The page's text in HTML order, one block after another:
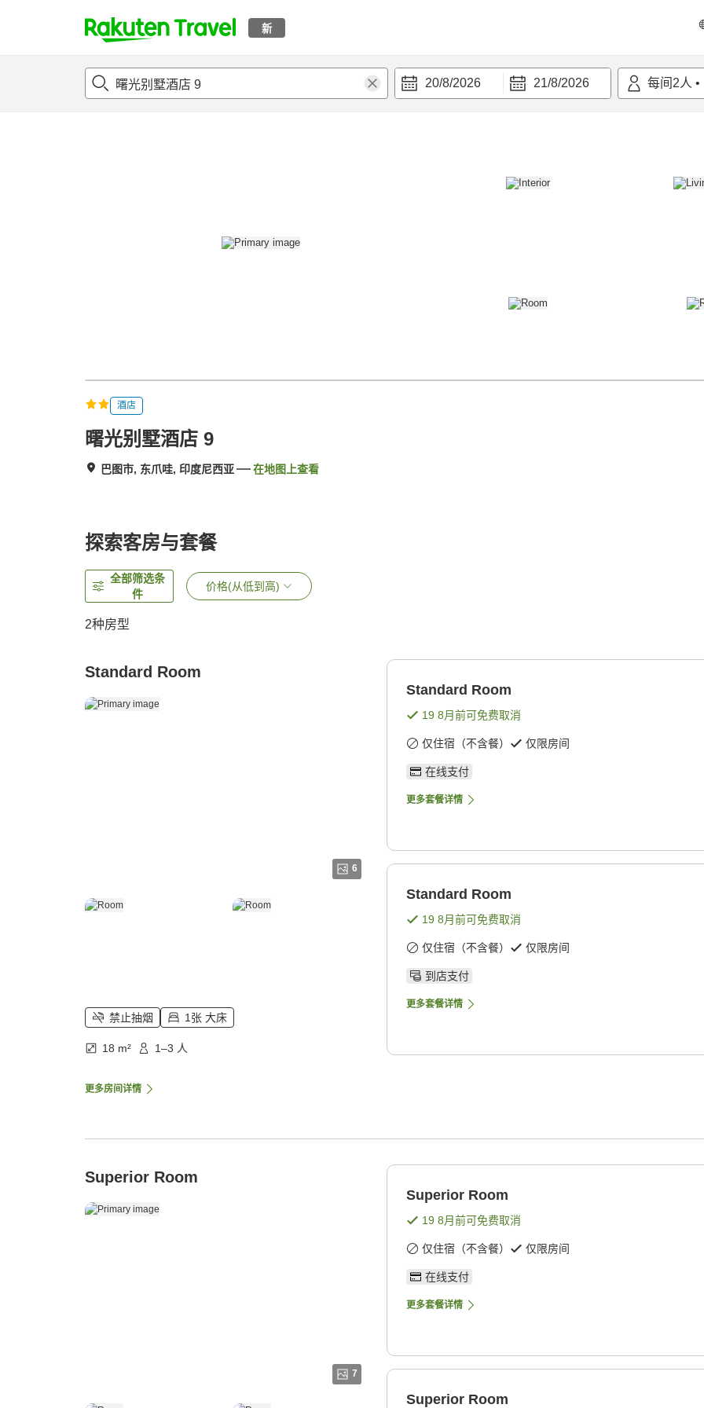
新
t
p
20/8/2026 21/8/2026 每间 2人 •
概况 客房及住宿套餐评论
酒店
曙光别墅酒店 9
巴图市, 东爪哇, 印度尼西亚 在地图上查看
探索客房与套餐
全部筛选条
件
价格(从低到高)
2种房型
Standard Room
6
禁止抽烟 1张 大床
18 m² 1–3 人
更多房间详情
Standard Room
19 8月前可免费取消
仅住宿（不含餐） 仅限房间
在线支付
更多套餐详情
Standard Room
19 8月前可免费取消
仅住宿（不含餐） 仅限房间
到店支付
更多套餐详情
Superior Room
7
Superior Room
19 8月前可免费取消
仅住宿（不含餐） 仅限房间
在线支付
更多套餐详情
Superior Room